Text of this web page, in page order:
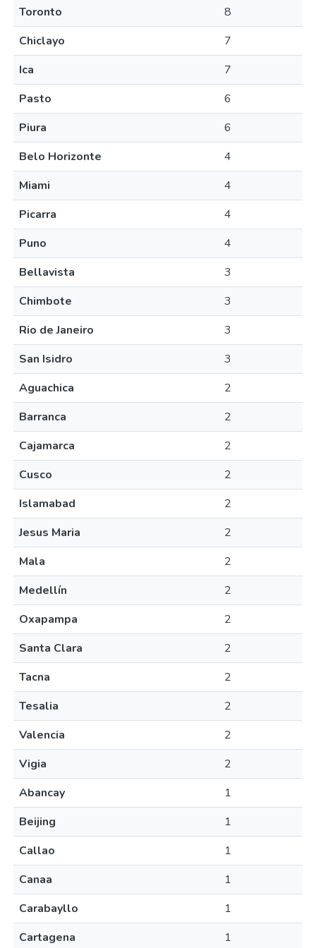
Toronto
8
Chiclayo
7
Ica
7
Pasto
6
Piura
6
Belo Horizonte
4
Miami
4
Picarra
4
Puno
4
Bellavista
3
Chimbote
3
Rio de Janeiro
3
San Isidro
3
Aguachica
2
Barranca
2
Cajamarca
2
Cusco
2
Islamabad
2
Jesus Maria
2
Mala
2
Medellín
2
Oxapampa
2
Santa Clara
2
Tacna
2
Tesalia
2
Valencia
2
Vigia
2
Abancay
1
Beijing
1
Callao
1
Canaa
1
Carabayllo
1
Cartagena
1